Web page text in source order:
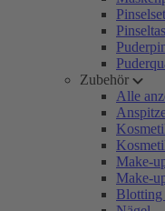
Zubehör
Alle
Make-
Make-
Blotting